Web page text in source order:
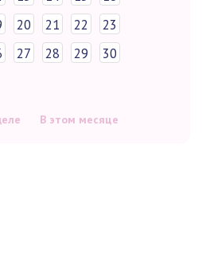
20 21 22
23
27 28 29
30
В этом месяце